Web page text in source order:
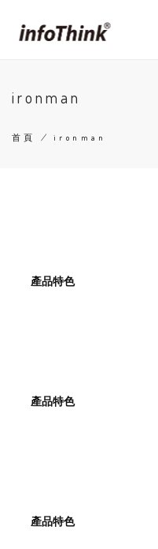
ironman
首頁 /ironman
產品特色
產品特色
產品特色